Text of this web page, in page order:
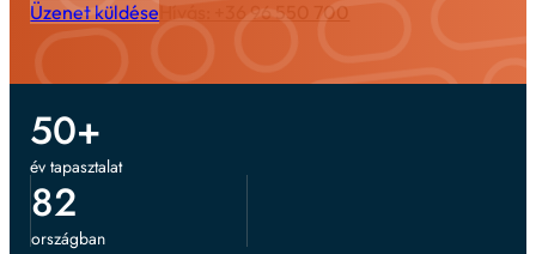
Üzenet küldéseHívás: +36 96 550 700
50+
év tapasztalat
82
országban